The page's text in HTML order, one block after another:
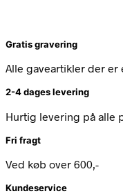
Gratis gravering
Alle gaveartikler der
2-4 dages levering
Hurtig levering på alle
Fri fragt
Ved køb over 600,-
Kundeservice